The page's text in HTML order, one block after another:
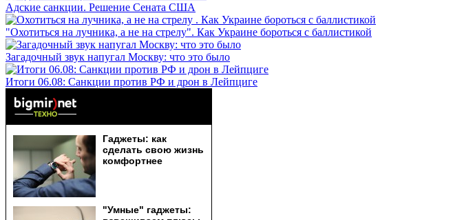
Адские санкции. Решение Сената США
"Охотиться на лучника, а не на стрелу". Как Украине бороться с баллистикой
Загадочный звук напугал Москву: что это было
Итоги 06.08: Санкции против РФ и дрон в Лейпциге